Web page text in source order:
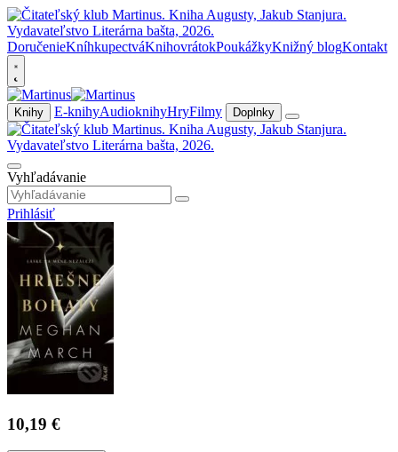
DoručenieKníhkupectváKnihovrátokPoukážkyKnižný blogKontakt
Knihy E-knihyAudioknihyHryFilmy Doplnky
Vyhľadávanie
Prihlásiť
10,19 €